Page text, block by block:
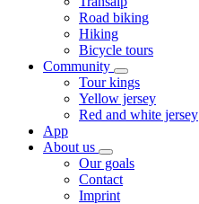
Road biking
Hiking
Bicycle tours
Community
Tour kings
Yellow jersey
Red and white jersey
App
About us
Our goals
Contact
Imprint